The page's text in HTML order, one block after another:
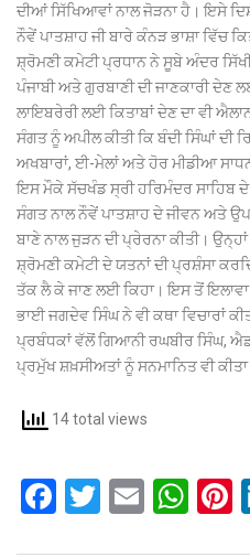
ਦੀਆਂ ਸਿੱਖਿਆਵਾਂ ਨਾਲ ਜੋੜਨਾ ਹੈ। ਇਸੇ
ਨੌਵੇਂ ਪਾਤਸ਼ਾਹ ਜੀ ਬਾਰੇ ਕੰਨੜ ਭਾਸ਼ਾ ਵਿੱਚ
ਸ਼੍ਰੋਮਣੀ ਕਮੇਟੀ ਪ੍ਰਧਾਨ ਨੇ ਸੂਬੇ ਅੰਦਰ
ਪੰਜਾਬੀ ਅਤੇ ਗੁਰਬਾਣੀ ਦੀ ਜਾਣਕਾਰੀ
ਲਾਇਬਰੇਰੀ ਲਈ ਕਿਤਾਬਾਂ ਦੇਣ ਦਾ ਵੀ
ਸੰਗਤ ਨੂੰ ਅਪੀਲ ਕੀਤੀ ਕਿ ਬੰਦੀ ਸਿੰਘਾਂ
ਅਖਬਾਰਾਂ, ਈ-ਮੇਲਾਂ ਅਤੇ ਹੋਰ ਮੀਡੀਆ
ਇਸ ਮੌਕੇ ਸੱਚਖੰਡ ਸ੍ਰੀ ਹਰਿਮੰਦਰ ਸਾਹਿਬ
ਸੰਗਤ ਨਾਲ ਨੌਵੇਂ ਪਾਤਸ਼ਾਹ ਦੇ ਜੀਵਨ ਅਤੇ
ਬਾਣੇ ਨਾਲ ਜੁੜਨ ਦੀ ਪ੍ਰੇਰਨਾ ਕੀਤੀ।
ਸ਼੍ਰੋਮਣੀ ਕਮੇਟੀ ਦੇ ਯਤਨਾਂ ਦੀ ਪ੍ਰਸ਼ੰਸਾ
ਤੱਕ ਲੈ ਕੇ ਜਾਣ ਲਈ ਕਿਹਾ। ਇਸ ਤੋਂ
ਭਾਈ ਜਗਦੇਵ ਸਿੰਘ ਨੇ ਵੀ ਕਥਾ ਵਿਚਾਰਾਂ
ਪ੍ਰਬੰਧਕਾਂ ਵੱਲੋਂ ਗਿਆਨੀ ਰਘਬੀਰ ਸਿੰਘ,
ਪ੍ਰਮੁੱਖ ਸ਼ਖ਼ਸੀਅਤਾਂ ਨੂੰ ਸਨਮਾਨਿਤ ਵੀ
14 total views
F
T
E
W